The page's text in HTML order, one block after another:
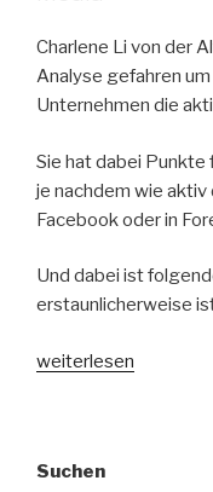
Charlene Li von der
Analyse gefahren
Unternehmen die
Sie hat dabei
je nachdem wie
Facebook oder in
Und dabei ist
erstaunlicherweise
„Die
Bereich
weiterlesen
Suchen